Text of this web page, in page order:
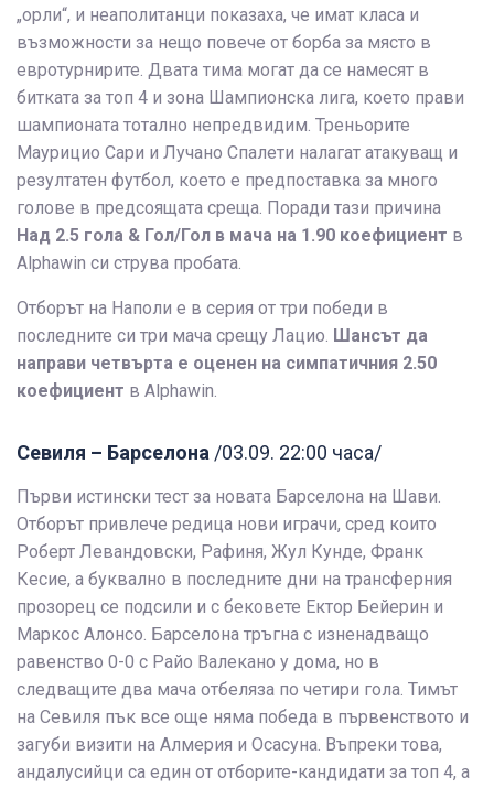
„орли“, и неаполитанци показаха, че имат класа и
възможности за нещо повече от борба за място в
евротурнирите. Двата тима могат да се намесят в
битката за топ 4 и зона Шампионска лига, което прави
шампионата тотално непредвидим. Треньорите
Маурицио Сари и Лучано Спалети налагат атакуващ и
резултатен футбол, което е предпоставка за много
голове в предсоящата среща. Поради тази причина
Над 2.5 гола & Гол/Гол в мача на 1.90 коефициент в
Alphawin си струва пробата.
Отборът на Наполи е в серия от три победи в
последните си три мача срещу Лацио. Шансът да
направи четвърта е оценен на симпатичния 2.50
коефициент в Alphawin.
Севиля – Барселона /03.09. 22:00 часа/
Първи истински тест за новата Барселона на Шави.
Отборът привлече редица нови играчи, сред които
Роберт Левандовски, Рафиня, Жул Кунде, Франк
Кесие, а буквално в последните дни на трансферния
прозорец се подсили и с бековете Ектор Бейерин и
Маркос Алонсо. Барселона тръгна с изненадващо
равенство 0-0 с Райо Валекано у дома, но в
следващите два мача отбеляза по четири гола. Тимът
на Севиля пък все още няма победа в първенството и
загуби визити на Алмерия и Осасуна. Въпреки това,
андалусийци са един от отборите-кандидати за топ 4, а